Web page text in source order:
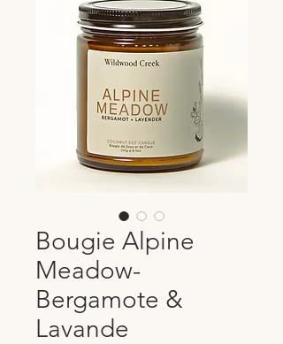
Bougie Alpine
Meadow-
Bergamote &
Lavande